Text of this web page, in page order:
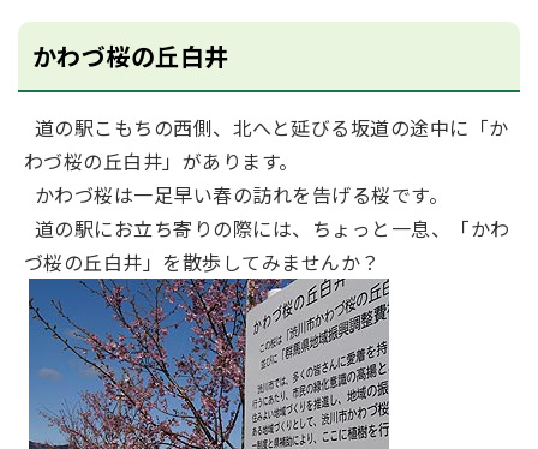
かわづ桜の丘白井
道の駅こもちの西側、北へと延びる坂道の途中に「か
わづ桜の丘白井」があります。
かわづ桜は一足早い春の訪れを告げる桜です。
道の駅にお立ち寄りの際には、ちょっと一息、「かわ
づ桜の丘白井」を散歩してみませんか？